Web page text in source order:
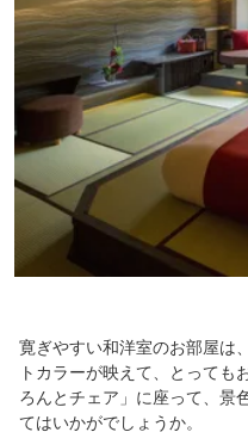
寛ぎやすい和洋室のお部屋は
トカラーが映えて、とっても
ろんとチェア」に座って、景
てはいかがでしょうか。